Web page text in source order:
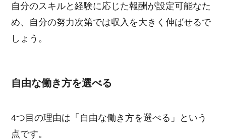
自分のスキルと経験に応じた報酬が設定可能なた
め、自分の努力次第では収入を大きく伸ばせるで
しょう。
自由な働き方を選べる
4つ目の理由は「自由な働き方を選べる」という
点です。